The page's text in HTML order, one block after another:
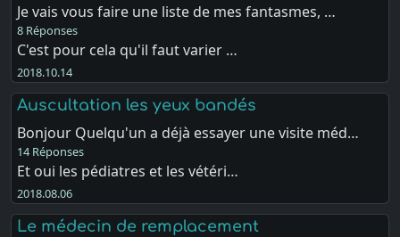
Je vais vous faire une liste de mes fantasmes, …
8 Réponses
C'est pour cela qu'il faut varier …
2018.10.14
Auscultation les yeux bandés
Bonjour Quelqu'un a déjà essayer une visite méd…
14 Réponses
Et oui les pédiatres et les vétéri…
2018.08.06
Le médecin de remplacement